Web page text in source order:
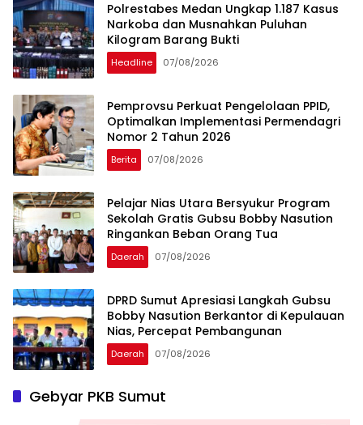
Polrestabes Medan Ungkap 1.187 Kasus
Narkoba dan Musnahkan Puluhan
Kilogram Barang Bukti
Headline 07/08/2026
Pemprovsu Perkuat Pengelolaan PPID,
Optimalkan Implementasi Permendagri
Nomor 2 Tahun 2026
Berita 07/08/2026
Pelajar Nias Utara Bersyukur Program
Sekolah Gratis Gubsu Bobby Nasution
Ringankan Beban Orang Tua
Daerah 07/08/2026
DPRD Sumut Apresiasi Langkah Gubsu
Bobby Nasution Berkantor di Kepulauan
Nias, Percepat Pembangunan
Daerah 07/08/2026
Gebyar PKB Sumut